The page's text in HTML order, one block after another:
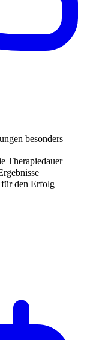
besonders
Therapiedauer
den Erfolg